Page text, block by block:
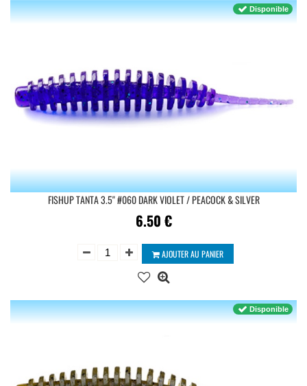
FISHUP TANTA 3.5'' #060 DARK VIOLET / PEACOCK & SILVER
6.50 €
Disponible
AJOUTER AU PANIER
Disponible